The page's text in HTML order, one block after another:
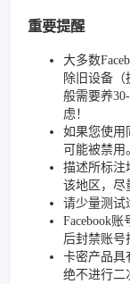
重要提醒
大多数
除旧设备（
般需要养
虑！
如果您使用
可能被禁用
描述所标注
该地区，尽
请少量测试
Facebook
后封禁账号
卡密产品具
绝不进行二